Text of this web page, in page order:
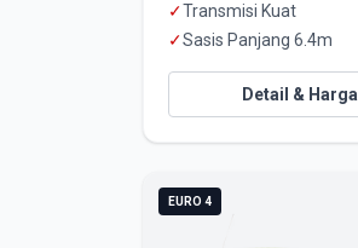
✓Transmisi Kuat
✓Sasis Panjang 6.4m
Detail & Harga
EURO 4